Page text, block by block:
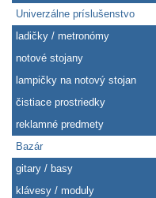
Univerzálne príslušenstvo
ladičky / metronómy
notové stojany
lampičky na notový stojan
čistiace prostriedky
reklamné predmety
Bazár
gitary / basy
klávesy / moduly